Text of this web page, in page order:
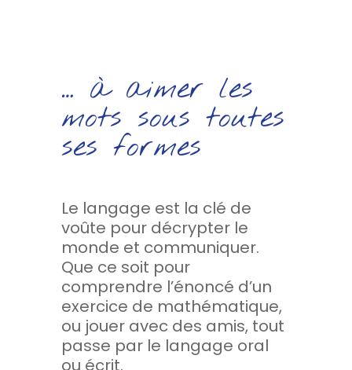
… à aimer les
mots sous toutes
ses formes
Le langage est la clé de
voûte pour décrypter le
monde et communiquer.
Que ce soit pour
comprendre l’énoncé d’un
exercice de mathématique,
ou jouer avec des amis, tout
passe par le langage oral